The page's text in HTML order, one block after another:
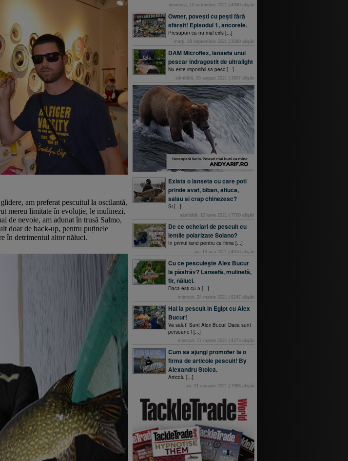
am preferat pescuitul la oscilantă,
mereu limitate în evoluție, le mulinezi,
de nevoie, am adunat în trusă Salmo,
doar de back-up, pentru puținele
în detrimentul altor năluci.
duminică, 10 octombrie 2021 4390 afişări
Owner, povești cu pești fără
sfârșit! Episodul 1, ancorele.
Presupun ca nu mai exis [...]
marți, 28 septembrie 2021 3590 afişări
DAM Microflex, lanseta unui
pescar indragostit de ultralight
Nu este imposibil sa pesc [...]
sâmbătă, 28 august 2021 3907 afişări
Exista o lanseta cu care poti
prinde avat, biban, stiuca,
salau si crap chinezesc?
Si [...]
sâmbătă, 12 iunie 2021 7700 afişări
De ce ochelari de pescuit cu
lentile polarizate Solano?
In primul rand pentru ca firma [...]
joi, 13 mai 2021 4056 afişări
Cu ce pescuieşte Alex Bucur
la păstrăv? Lansetă, mulinetă,
fir, năluci.
Daca esti cu a [...]
miercuri, 24 martie 2021 9247 afişări
Hai la pescuit in Egipt cu Alex
Bucur!
Va salut! Sunt Alex Bucur. Daca sunt
persoane i [...]
miercuri, 17 martie 2021 4373 afişări
Cum sa ajungi promoter la o
firma de articole pescuit! By
Alexandru Stoica.
Articolu [...]
joi, 21 ianuarie 2021 7988 afişări